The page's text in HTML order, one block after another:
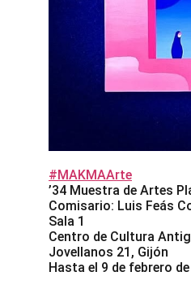
#MAKMAArte
’34 Muestra de Artes
Comisario: Luis Feás
Sala 1
Centro de Cultura
Jovellanos 21, Gijón
Hasta el 9 de febrero